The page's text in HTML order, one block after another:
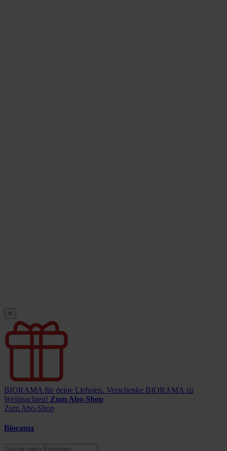
×
BIORAMA für deine Liebsten. Verschenke BIORAMA zu
Weihnachten! Zum Abo-Shop
Zum Abo-Shop
Biorama